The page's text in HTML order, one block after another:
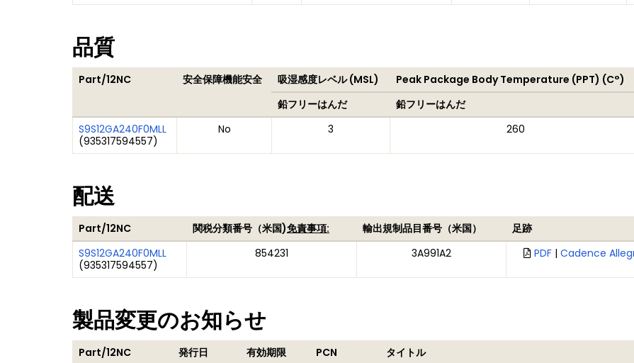
品質
Part/12NC 安全保障機能安全 吸湿感度レベル (MSL) Peak Package Body Temperature (PPT) (C°)
鉛フリーはんだ
鉛フリーはんだ
S9S12GA240F0MLL
(935317594557)
No 3 260
配送
Part/12NC 関税分類番号（米国)免責事項: 輸出規制品目番号（米国） 足跡
S9S12GA240F0MLL
(935317594557)
854231 3A991A2 PDF | Cadence
製品変更のお知らせ
Part/12NC 発行日 有効期限 PCN
タイトル